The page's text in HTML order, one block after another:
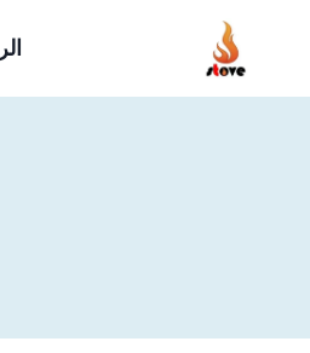
المحتوى